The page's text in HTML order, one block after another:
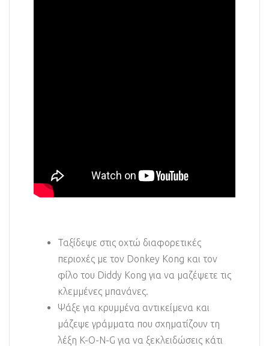
Ταξίδεψε στις οχτώ διαφορετικές
περιοχές με τον Donkey Kong και τον
φίλο του Diddy Kong για να μαζέψετε τις
κλεμμένες μπανάνες.
Ψάξε για κρυμμένα αντικείμενα και
μάζεψε γράμματα που σχηματίζουν τη
λέξη K-O-N-G για να ξεκλειδώσεις κάτι